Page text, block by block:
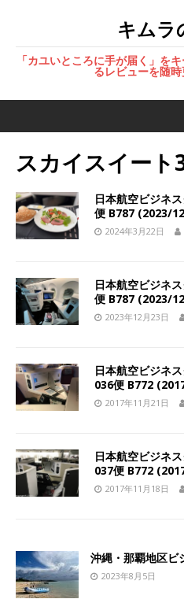
キムラ
「カユいところに手が届く」を
るレビューを随
スカイスイート
日本航空ビジネ
便 B787 (2023/
2024年3月22日
日本航空ビジネ
便 B787 (2023/
2023年12月23日
日本航空ビジネ
036便 B772
2017年11月21日
日本航空ビジネ
037便 B772
2017年11月18日
沖縄・那覇地区ビ
2023年8月5日